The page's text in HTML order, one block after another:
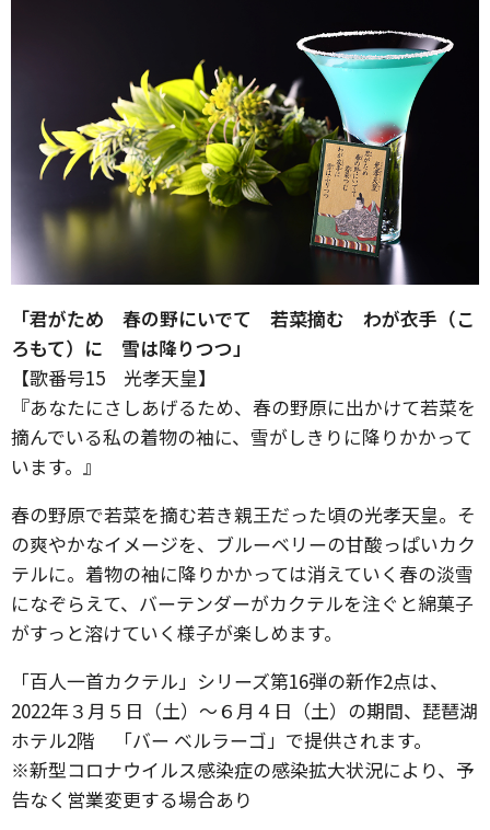
「君がため 春の野にいでて 若菜摘む わが衣手（こ
ろもて）に 雪は降りつつ」
【歌番号15 光孝天皇】
『あなたにさしあげるため、春の野原に出かけて若菜を
摘んでいる私の着物の袖に、雪がしきりに降りかかって
います。』
春の野原で若菜を摘む若き親王だった頃の光孝天皇。そ
の爽やかなイメージを、ブルーベリーの甘酸っぱいカク
テルに。着物の袖に降りかかっては消えていく春の淡雪
になぞらえて、バーテンダーがカクテルを注ぐと綿菓子
がすっと溶けていく様子が楽しめます。
「百人一首カクテル」シリーズ第16弾の新作2点は、
2022年３月５日（土）～６月４日（土）の期間、琵琶湖
ホテル2階 「バー ベルラーゴ」で提供されます。
※新型コロナウイルス感染症の感染拡大状況により、予
告なく営業変更する場合あり